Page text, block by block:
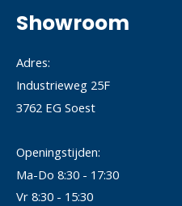
Showroom
Adres:
Industrieweg 25F
3762 EG Soest
Openingstijden:
Ma-Do 8:30 - 17:30
Vr 8:30 - 15:30